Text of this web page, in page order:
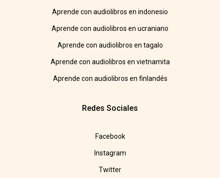
Aprende con audiolibros en indonesio
Aprende con audiolibros en ucraniano
Aprende con audiolibros en tagalo
Aprende con audiolibros en vietnamita
Aprende con audiolibros en finlandés
Redes Sociales
Facebook
Instagram
Twitter